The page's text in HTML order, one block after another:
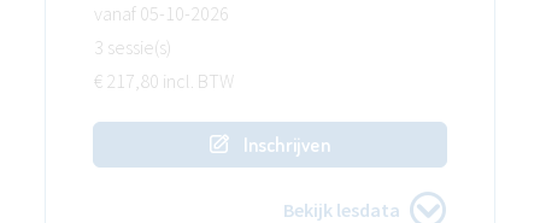
vanaf 05-10-2026
3 sessie(s)
€ 217,80 incl. BTW
Inschrijven
Bekijk lesdata